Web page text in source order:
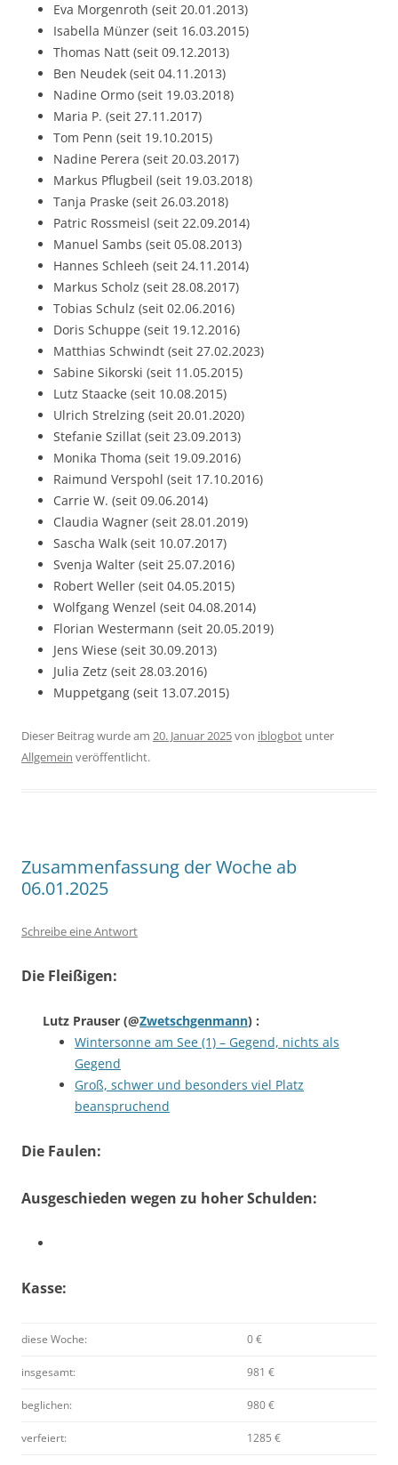
Eva Morgenroth (seit 20.01.2013)
Isabella Münzer (seit 16.03.2015)
Thomas Natt (seit 09.12.2013)
Ben Neudek (seit 04.11.2013)
Nadine Ormo (seit 19.03.2018)
Maria P. (seit 27.11.2017)
Tom Penn (seit 19.10.2015)
Nadine Perera (seit 20.03.2017)
Markus Pflugbeil (seit 19.03.2018)
Tanja Praske (seit 26.03.2018)
Patric Rossmeisl (seit 22.09.2014)
Manuel Sambs (seit 05.08.2013)
Hannes Schleeh (seit 24.11.2014)
Markus Scholz (seit 28.08.2017)
Tobias Schulz (seit 02.06.2016)
Doris Schuppe (seit 19.12.2016)
Matthias Schwindt (seit 27.02.2023)
Sabine Sikorski (seit 11.05.2015)
Lutz Staacke (seit 10.08.2015)
Ulrich Strelzing (seit 20.01.2020)
Stefanie Szillat (seit 23.09.2013)
Monika Thoma (seit 19.09.2016)
Raimund Verspohl (seit 17.10.2016)
Carrie W. (seit 09.06.2014)
Claudia Wagner (seit 28.01.2019)
Sascha Walk (seit 10.07.2017)
Svenja Walter (seit 25.07.2016)
Robert Weller (seit 04.05.2015)
Wolfgang Wenzel (seit 04.08.2014)
Florian Westermann (seit 20.05.2019)
Jens Wiese (seit 30.09.2013)
Julia Zetz (seit 28.03.2016)
Muppetgang (seit 13.07.2015)
Dieser Beitrag wurde am 20. Januar 2025von iblogbot unter
Allgemein veröffentlicht.
Zusammenfassung der Woche ab
06.01.2025
Schreibe eine Antwort
Die Fleißigen:
Lutz Prauser (@Zwetschgenmann) :
Wintersonne am See (1) – Gegend, nichts als
Gegend
Groß, schwer und besonders viel Platz
beanspruchend
Die Faulen:
Ausgeschieden wegen zu hoher Schulden:
Kasse:
diese Woche: 0 €
insgesamt: 981 €
beglichen: 980 €
verfeiert: 1285 €